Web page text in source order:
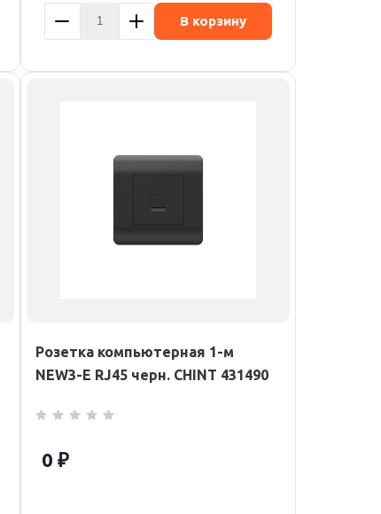
В корзину
Розетка компьютерная 1-м
NEW3-E RJ45 черн. CHINT 431490
0 ₽